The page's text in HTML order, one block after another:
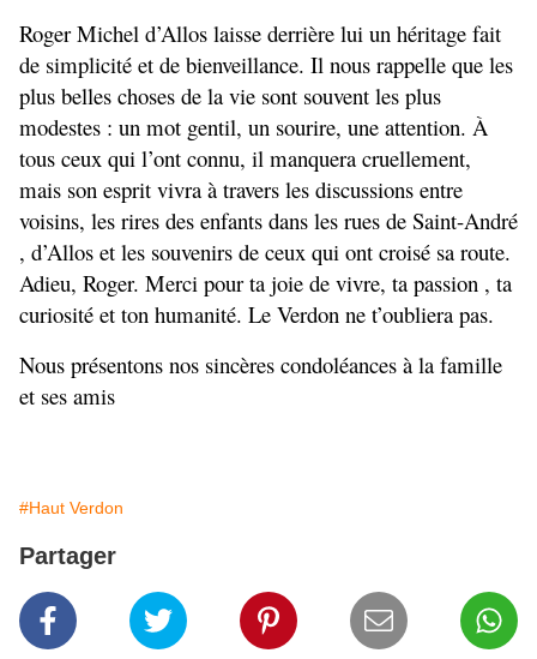
Roger Michel d’Allos laisse derrière lui un héritage fait
de simplicité et de bienveillance. Il nous rappelle que les
plus belles choses de la vie sont souvent les plus
modestes : un mot gentil, un sourire, une attention. À
tous ceux qui l’ont connu, il manquera cruellement,
mais son esprit vivra à travers les discussions entre
voisins, les rires des enfants dans les rues de Saint-André
, d’Allos et les souvenirs de ceux qui ont croisé sa route.
Adieu, Roger. Merci pour ta joie de vivre, ta passion , ta
curiosité et ton humanité. Le Verdon ne t’oubliera pas.
Nous présentons nos sincères condoléances à la famille
et ses amis
#Haut Verdon
Partager